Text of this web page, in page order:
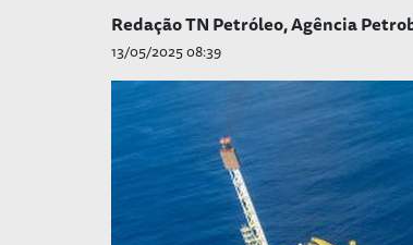
Redação TN Petróleo, Agência
13/05/2025 08:39